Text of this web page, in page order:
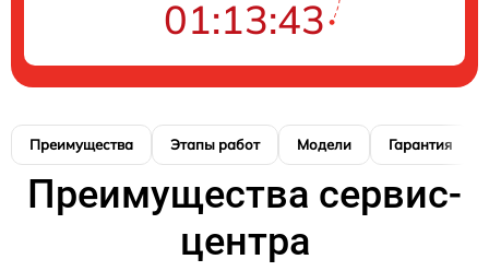
01:13:41
Преимущества Этапы работ Модели Гарантия
Преимущества сервис-
центра